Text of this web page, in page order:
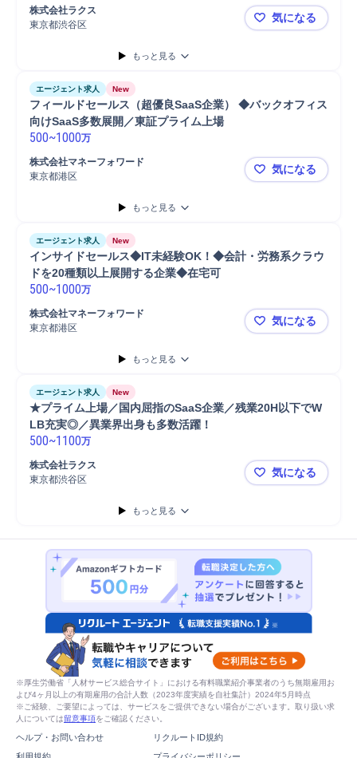
株式会社ラクス
東京都渋谷区
【業界未経
気になる
もっと見る
エージェント求人 New
フィールドセールス（超優良SaaS企業） ◆バックオフィス
500~1000万
株式会社マネーフォワード
東京都港区
フィールド
気になる
もっと見る
エージェント求人 New
インサイドセールス◆IT未経験OK！◆会計・労務系クラウ
500~1000万
株式会社マネーフォワード
東京都港区
インサイド
気になる
もっと見る
エージェント求人 New
★プライム上場／国内屈指のSaaS企業／残業20H以下でW
500~1100万
株式会社ラクス
東京都渋谷区
★プライム
気になる
もっと見る
※厚生労働省「人材サービス総合サイト」における有料職業紹介事業者のうち無期雇用お
よび4ヶ月以上の有期雇用の合計人数（2023年度実績を自社集計）2024年5月時点
※ご経験、ご要望によっては、サービスをご提供できない場合がございます。取り扱い求
人については留意事項をご確認ください。
ヘルプ・お問い合わせ
リクルートID規約